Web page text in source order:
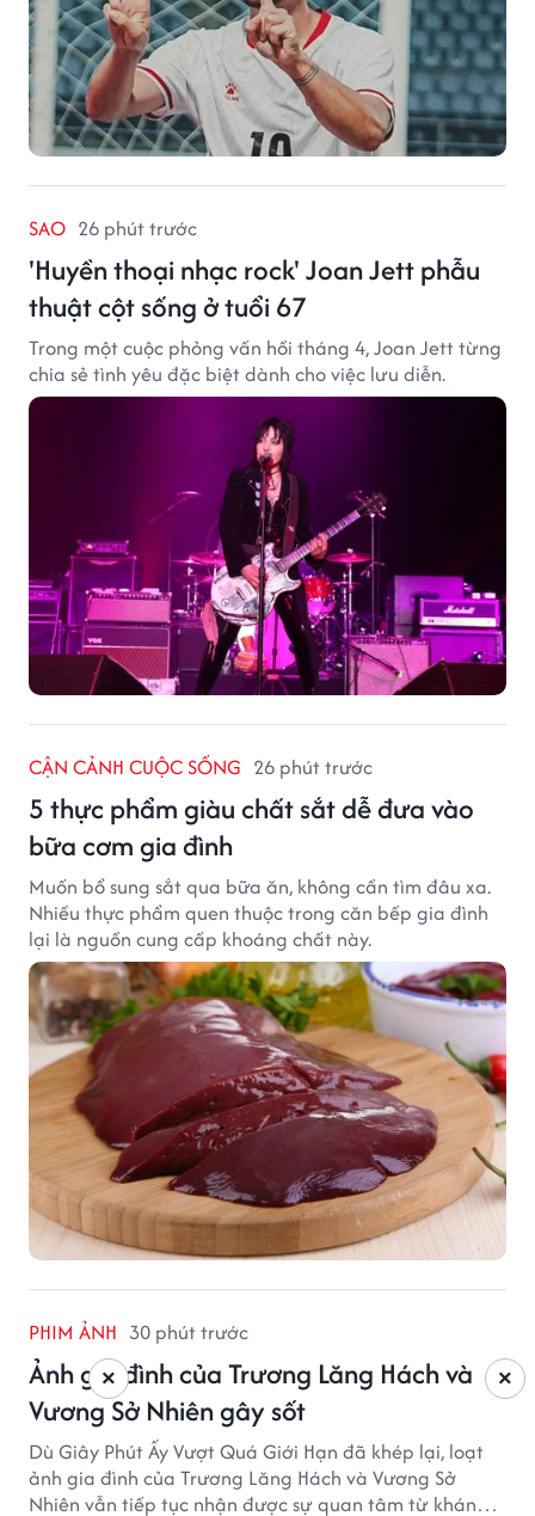
SAO 26 phút trước
'Huyền thoại nhạc rock' Joan Jett phẫu
thuật cột sống ở tuổi 67
Trong một cuộc phỏng vấn hồi tháng 4, Joan Jett từng
chia sẻ tình yêu đặc biệt dành cho việc lưu diễn.
CẬN CẢNH CUỘC SỐNG 26 phút trước
5 thực phẩm giàu chất sắt dễ đưa vào
bữa cơm gia đình
Muốn bổ sung sắt qua bữa ăn, không cần tìm đâu xa.
Nhiều thực phẩm quen thuộc trong căn bếp gia đình
lại là nguồn cung cấp khoáng chất này.
PHIM ẢNH 30 phút trước
Ảnh gia đình của Trương Lăng Hách và
Vương Sở Nhiên gây sốt
Dù Giây Phút Ấy Vượt Quá Giới Hạn đã khép lại, loạt
ảnh gia đình của Trương Lăng Hách và Vương Sở
Nhiên vẫn tiếp tục nhận được sự quan tâm từ khán
×
×